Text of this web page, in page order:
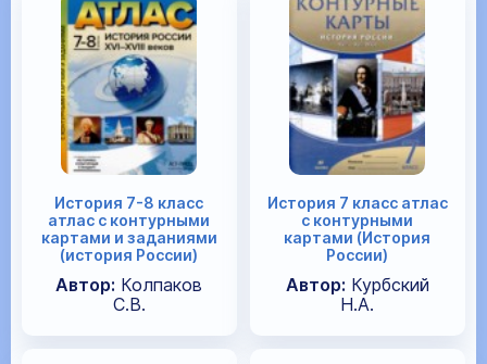
История 7-8 класс
атлас с контурными
картами и заданиями
(история России)
Автор: Колпаков
С.В.
История 7 класс атлас
с контурными
картами (История
России)
Автор: Курбский
Н.А.